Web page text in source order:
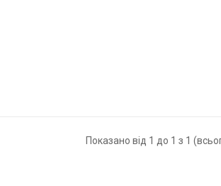
Показано від 1 до 1 з 1